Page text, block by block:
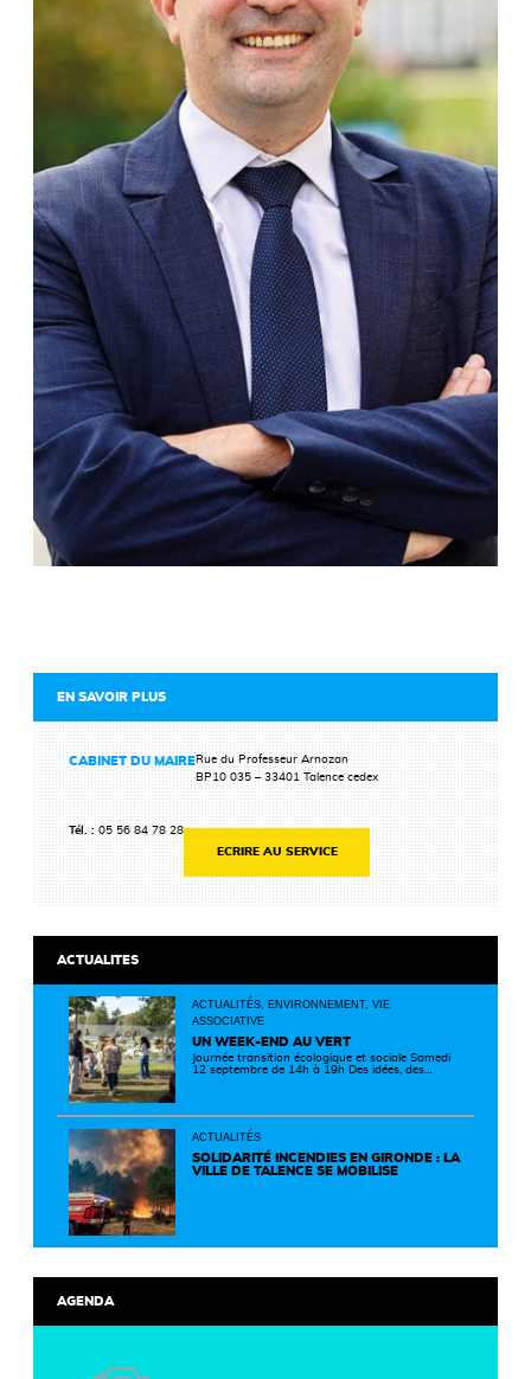
EN SAVOIR PLUS
CABINET DU MAIRERue du Professeur Arnozan
BP10 035 – 33401 Talence cedex
Tél. :05 56 84 78 28
ECRIRE AU SERVICE
ACTUALITES
ACTUALITÉS, ENVIRONNEMENT, VIE
ASSOCIATIVE
UN WEEK-END AU VERT
Journée transition écologique et sociale Samedi
12 septembre de 14h à 19h Des idées, des
un territoire plus durable et solidaire.
ACTUALITÉS
SOLIDARITÉ INCENDIES EN GIRONDE : LA
VILLE DE TALENCE SE MOBILISE
AGENDA